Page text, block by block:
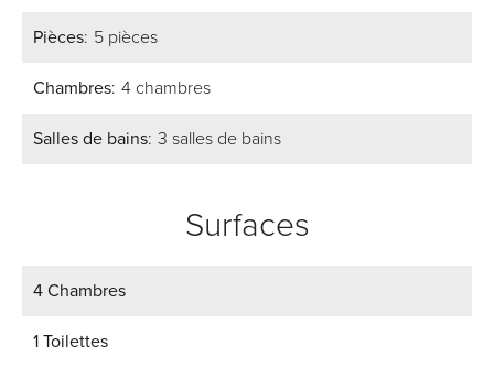
Pièces 5 pièces
Chambres 4 chambres
Salles de bains 3 salles de bains
Surfaces
4 Chambres
1 Toilettes